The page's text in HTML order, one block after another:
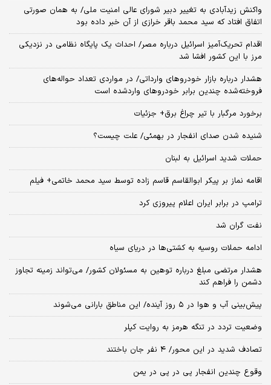
واکنش زیدآبادی به تغییر دبیر شورای عالی امنیت ملی/ به همان صورتی
اتفاق افتاد که سید محمد باقر خرازی از آن خبر داده بود
اقدام تحریک‌آمیز اسرائیل درباره مصر/ احداث یک پایگاه نظامی در نزدیکی
مرز با این کشور افشا شد
هشدار درباره بازار خودروهای وارداتی/ در مواردی تعداد حواله‌های
فروخته‌شده چندین برابر خودروهای واردشده است
برخورد مرگبار با تیر چراغ برق+ جزئیات
شنیده شدن صدای انفجار در بهمئی/ علت چیست؟
حملات شدید اسرائیل به لبنان
اقامه نماز بر پیکر ابوالقاسم قاسم زاده توسط سید محمد خاتمی+ فیلم
ترامپ در برابر ایران اعلام پیروزی کرد
نفت گران شد
ادامه حملات روسیه به کشتی‌ها در دریای سیاه
هشدار مرتضی مبلغ درباره توهین به مسئولان کشور/ می‌تواند زمینه تجاوز
دشمن را فراهم کند
پیش‌بینی آب و هوا در ۵ روز آینده/ این مناطق بارانی می‌شوند
وضعیت تردد در تنگه هرمز به روایت کپلر
تصادف شدید در این محور/ ۴ نفر جان باختند
وقوع چندین انفجار پی در پی در یمن